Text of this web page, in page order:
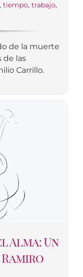
tiempo, trabajo,
de la muerte
de las
Carrillo.
Alma: Un